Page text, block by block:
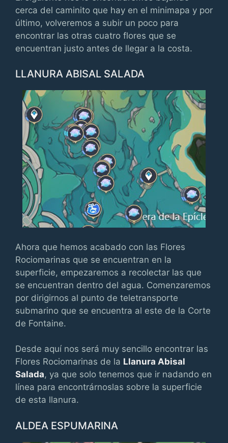
cerca del caminito que hay en el minimapa y por
último, volveremos a subir un poco para
encontrar las otras cuatro flores que se
encuentran justo antes de llegar a la costa.
LLANURA ABISAL SALADA
Ahora que hemos acabado con las Flores
Rociomarinas que se encuentran en la
superficie, empezaremos a recolectar las que
se encuentran dentro del agua. Comenzaremos
por dirigirnos al punto de teletransporte
submarino que se encuentra al este de la Corte
de Fontaine.
Desde aquí nos será muy sencillo encontrar las
Flores Rociomarinas de la Llanura Abisal
Salada, ya que solo tenemos que ir nadando en
línea para encontrárnoslas sobre la superficie
de esta llanura.
ALDEA ESPUMARINA